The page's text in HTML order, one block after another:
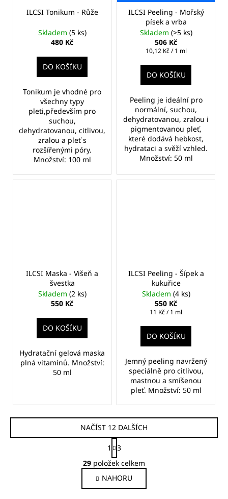
ILCSI Tonikum - Růže
Skladem (5 ks)
480 Kč
DO KOŠÍKU
Tonikum je vhodné pro
všechny typy
pleti,především pro
suchou,
dehydratovanou, citlivou,
zralou a pleť s
rozšířenými póry.
Množství: 100 ml
ILCSI Peeling - Mořský
písek a vrba
Skladem (>5 ks)
506 Kč
Měrná
10,12 Kč / 1 ml
DO KOŠÍKU
Peeling je ideální pro
normální, suchou,
dehydratovanou, zralou i
pigmentovanou pleť,
které dodává hebkost,
hydrataci a svěží vzhled.
Množství: 50 ml
ILCSI Maska - Višeň a
švestka
Skladem (2 ks)
550 Kč
DO KOŠÍKU
Hydratační gelová maska
plná vitamínů. Množství:
50 ml
ILCSI Peeling - Šípek a
kukuřice
Skladem (4 ks)
550 Kč
Měrná
11 Kč / 1 ml
DO KOŠÍKU
Jemný peeling navržený
speciálně pro citlivou,
mastnou a smíšenou
pleť. Množství: 50 ml
O
v
l
á
NAČÍST 12 DALŠÍCH
S
t
r
á
n
k
1
3
29 položek celkem
NAHORU